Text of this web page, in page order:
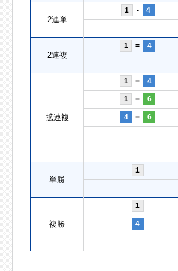
2連単
1 - 4
2連複
1 = 4
拡連複
1 = 4
1 = 6
4 = 6
単勝
1
複勝
1
4